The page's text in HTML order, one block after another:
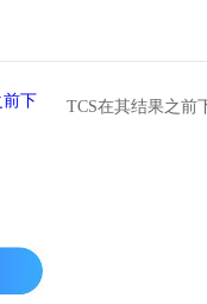
TCS在其结果之前